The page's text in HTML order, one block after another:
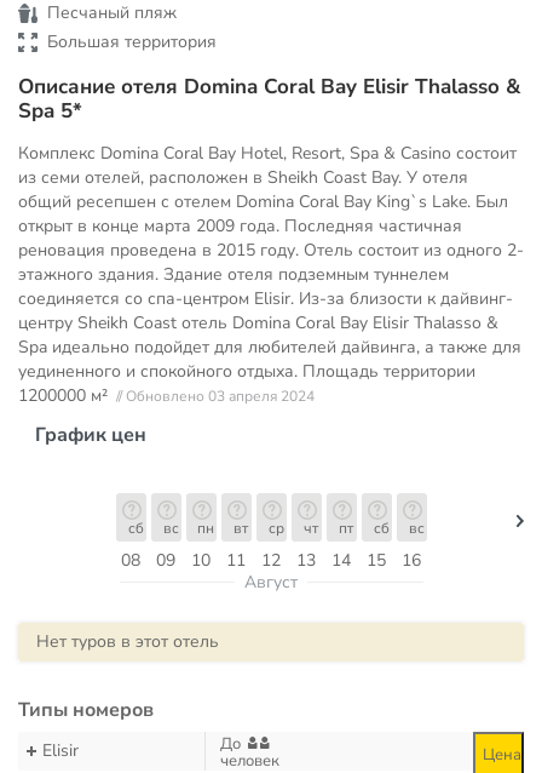
Песчаный пляж
Большая территория
Описание отеля Domina Coral Bay Elisir Thalasso &
Spa 5*
Комплекс Domina Coral Bay Hotel, Resort, Spa & Casino состоит
из семи отелей, расположен в Sheikh Coast Bay. У отеля
общий ресепшен с отелем Domina Coral Bay King`s Lake. Был
открыт в конце марта 2009 года. Последняя частичная
реновация проведена в 2015 году. Отель состоит из одного 2-
этажного здания. Здание отеля подземным туннелем
соединяется со спа-центром Elisir. Из-за близости к дайвинг-
центру Sheikh Coast отель Domina Coral Bay Elisir Thalasso &
Spa идеально подойдет для любителей дайвинга, а также для
уединенного и спокойного отдыха. Площадь территории
1200000 м² // Обновлено 03 апреля 2024
График цен
08
сб
09
вс
10
пн
11
вт
12
ср
13
чт
14
пт
15
сб
16
вс
Август
Нет туров в этот отель
Типы номеров
Elisir До
человек Цена